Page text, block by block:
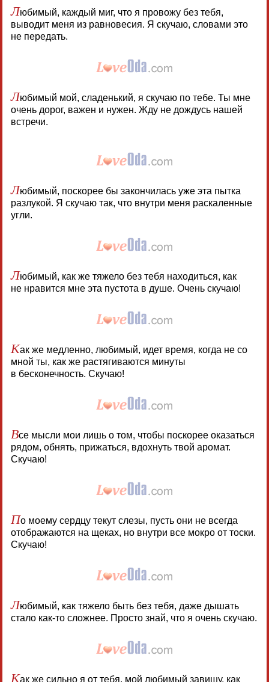
Любимый, каждый миг, что я провожу без тебя,
выводит меня из равновесия. Я скучаю, словами это
не передать.
Любимый мой, сладенький, я скучаю по тебе. Ты мне
очень дорог, важен и нужен. Жду не дождусь нашей
встречи.
Любимый, поскорее бы закончилась уже эта пытка
разлукой. Я скучаю так, что внутри меня раскаленные
угли.
Любимый, как же тяжело без тебя находиться, как
не нравится мне эта пустота в душе. Очень скучаю!
Как же медленно, любимый, идет время, когда не со
мной ты, как же растягиваются минуты
в бесконечность. Скучаю!
Все мысли мои лишь о том, чтобы поскорее оказаться
рядом, обнять, прижаться, вдохнуть твой аромат.
Скучаю!
По моему сердцу текут слезы, пусть они не всегда
отображаются на щеках, но внутри все мокро от тоски.
Скучаю!
Любимый, как тяжело быть без тебя, даже дышать
стало как-то сложнее. Просто знай, что я очень скучаю.
Как же сильно я от тебя, мой любимый завишу, как